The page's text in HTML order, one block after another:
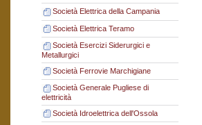
Società Elettrica della Campania
Società Elettrica Teramo
Società Esercizi Siderurgici e
Metallurgici
Società Ferrovie Marchigiane
Società Generale Pugliese di
elettricità
Società Idroelettrica dell'Ossola